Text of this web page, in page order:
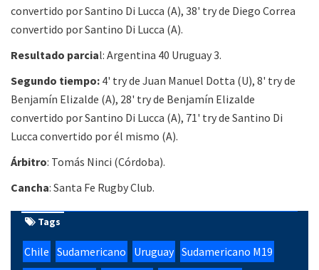
convertido por Santino Di Lucca (A), 38' try de Diego Correa
convertido por Santino Di Lucca (A).
Resultado parcial: Argentina 40 Uruguay 3.
Segundo tiempo: 4' try de Juan Manuel Dotta (U), 8' try de
Benjamín Elizalde (A), 28' try de Benjamín Elizalde
convertido por Santino Di Lucca (A), 71' try de Santino Di
Lucca convertido por él mismo (A).
Árbitro: Tomás Ninci (Córdoba).
Cancha: Santa Fe Rugby Club.
Tags
Chile Sudamericano Uruguay Sudamericano M19